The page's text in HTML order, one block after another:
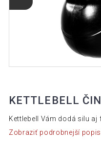
KETTLEBELL
Kettlebell Vám dodá silu aj
Zobraziť podrobnejší popis